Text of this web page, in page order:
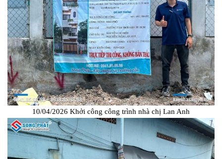
10/04/2026 Khởi công công trình nhà chị Lan Anh